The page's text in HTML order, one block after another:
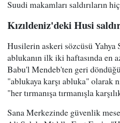
Suudi makamları saldırıların
Kızıldeniz'deki Husi
Husilerin askeri sözcüsü Yahya
ablukanın ilk iki haftasında en
Babu'l Mendeb'ten geri
"ablukaya karşı abluka" olarak
"her tırmanışa tırmanışla
Sana Merkezinde güvenlik